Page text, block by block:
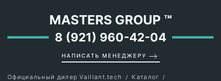
MASTERS GROUP ™
8 (921) 960-42-04
НАПИСАТЬ МЕНЕДЖЕРУ
Официальный дилер Vaillant.tech
Каталог